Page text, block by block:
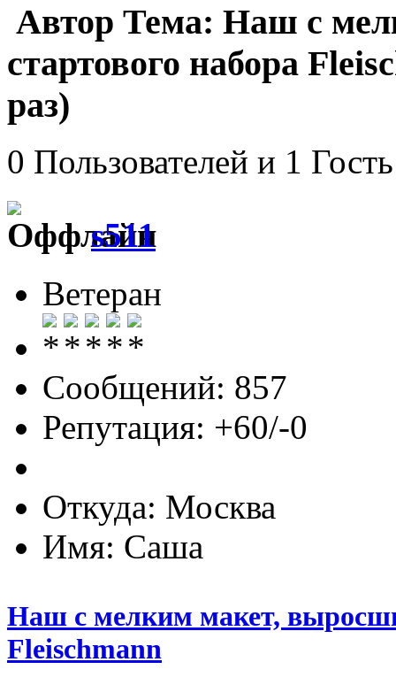
Автор Тема: Наш с
стартового набора
раз)
0 Пользователей и 1
s511
Ветеран
Сообщений: 857
Репутация: +60/-0
Откуда: Москва
Имя: Саша
Наш с мелким макет,
Fleischmann